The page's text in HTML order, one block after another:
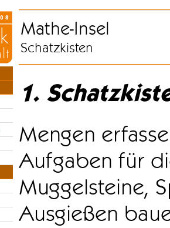
Mathe-Insel
Schatzkisten
1.
Mengen
Aufgaben für
Muggelsteine,
Ausgießen